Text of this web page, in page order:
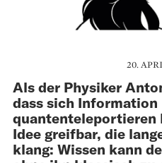
20.
Als der Physiker
dass sich Information
quantenteleportieren
Idee greifbar, die
klang: Wissen kann